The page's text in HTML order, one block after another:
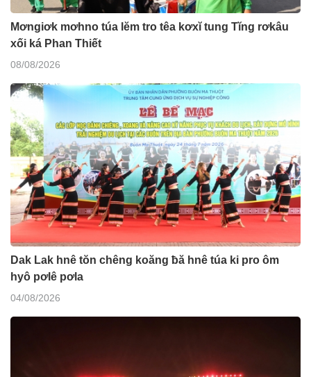
Mơngiơk mơhno túa lĕm tro têa kơxĭ tung Tĭng rơkâu
xối ká Phan Thiết
08/08/2026
Dak Lak hnê tŏn chêng koăng ƀă hnê túa ki pro ôm
hyô pơlê pơla
04/08/2026